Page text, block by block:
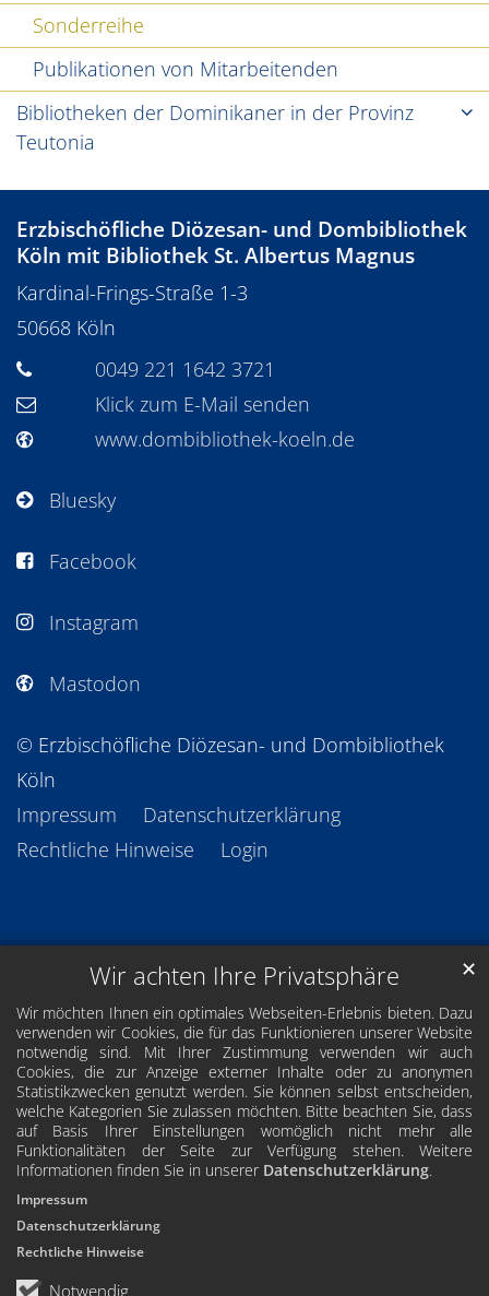
Wir achten Ihre Privatsphäre
Wir möchten Ihnen ein optimales Webseiten-Erlebnis bieten. Dazu
verwenden wir Cookies, die für das Funktionieren unserer Website
notwendig sind. Mit Ihrer Zustimmung verwenden wir auch
Cookies, die zur Anzeige externer Inhalte oder zu anonymen
Statistikzwecken genutzt werden. Sie können selbst entscheiden,
welche Kategorien Sie zulassen möchten. Bitte beachten Sie, dass
auf Basis Ihrer Einstellungen womöglich nicht mehr alle
Funktionalitäten der Seite zur Verfügung stehen. Weitere
Informationen finden Sie in unserer Datenschutzerklärung.
Notwendig
✕
Impressum
Datenschutzerklärung
Rechtliche Hinweise
Sonderreihe
Publikationen von Mitarbeitenden
Bibliotheken der Dominikaner in der Provinz
Teutonia
Erzbischöfliche Diözesan- und Dombibliothek
Köln mit Bibliothek St. Albertus Magnus
Kardinal-Frings-Straße 1-3
50668 Köln
0049 221 1642 3721
Klick zum E-Mail senden
www.dombibliothek-koeln.de
Bluesky
Facebook
Instagram
Mastodon
© Erzbischöfliche Diözesan- und Dombibliothek
Köln
Impressum
Datenschutzerklärung
Rechtliche Hinweise
Login